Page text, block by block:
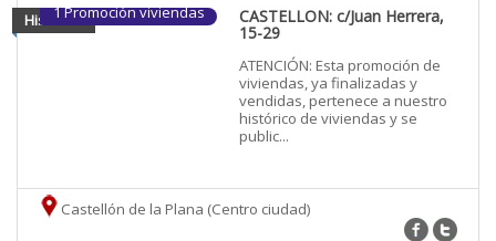
1 Promoción viviendas CASTELLON: c/Juan Herrera,
15-29
ATENCIÓN: Esta promoción de
viviendas, ya finalizadas y
vendidas, pertenece a nuestro
histórico de viviendas y se
public...
Castellón de la Plana (Centro ciudad)
Historico